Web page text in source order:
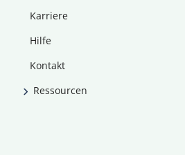
Karriere
Hilfe
Kontakt
Ressourcen